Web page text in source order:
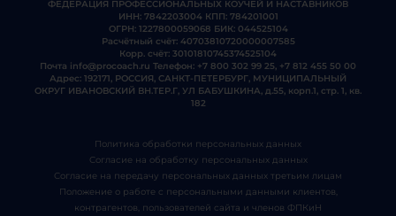
ФЕДЕРАЦИЯ ПРОФЕССИОНАЛЬНЫХ КОУЧЕЙ И НАСТАВНИКОВ
ИНН: 7842203004 КПП: 784201001
ОГРН: 1227800059068 БИК: 044525104
Расчётный счёт: 40703810720000007585
Корр. счёт: 30101810745374525104
Почта info@procoach.ru Телефон: +7 800 302 99 25, +7 812 455 50 00
Адрес: 192171, РОССИЯ, САНКТ-ПЕТЕРБУРГ, МУНИЦИПАЛЬНЫЙ
ОКРУГ ИВАНОВСКИЙ ВН.ТЕР.Г, УЛ БАБУШКИНА, д.55, корп.1, стр. 1, кв.
182
Политика обработки персональных данных
Согласие на обработку персональных данных
Согласие на передачу персональных данных третьим лицам
Положение о работе с персональными данными клиентов,
контрагентов, пользователей сайта и членов ФПКиН